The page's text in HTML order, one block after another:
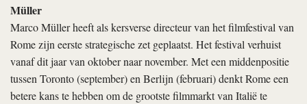
Müller
Marco Müller heeft als kersverse directeur van het filmfestival van
Rome zijn eerste strategische zet geplaatst. Het festival verhuist
vanaf dit jaar van oktober naar november. Met een middenpositie
tussen Toronto (september) en Berlijn (februari) denkt Rome een
betere kans te hebben om de grootste filmmarkt van Italië te